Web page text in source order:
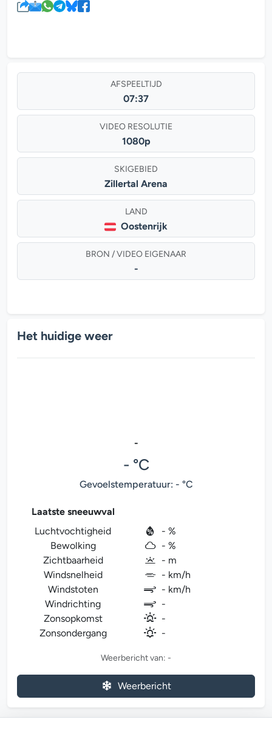
AFSPEELTIJD
07:37
VIDEO RESOLUTIE
1080p
SKIGEBIED
Zillertal Arena
LAND
Oostenrijk
BRON / VIDEO EIGENAAR
-
Het huidige weer
-
- °C
Gevoelstemperatuur: - °C
Laatste sneeuwval
Luchtvochtigheid
- %
Bewolking
- %
Zichtbaarheid
- m
Windsnelheid
- km/h
Windstoten
- km/h
Windrichting
-
Zonsopkomst
-
Zonsondergang
-
Weerbericht van: -
Weerbericht